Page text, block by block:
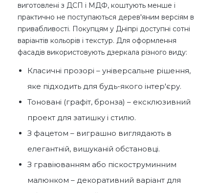
виготовлені з ДСП і МДФ, коштують менше і
практично не поступаються дерев'яним версіям в
привабливості. Покупцям у Дніпрі доступні сотні
варіантів кольорів і текстур. Для оформлення
фасадів використовують дзеркала різного виду:
Класичні прозорі – універсальне рішення,
яке підходить для будь-якого інтер'єру.
Тоновані (графіт, бронза) – ексклюзивний
проект для затишку і стилю.
З фацетом – виграшно виглядають в
елегантній, вишуканій обстановці.
З гравіюванням або піскоструминним
малюнком – декоративний варіант для